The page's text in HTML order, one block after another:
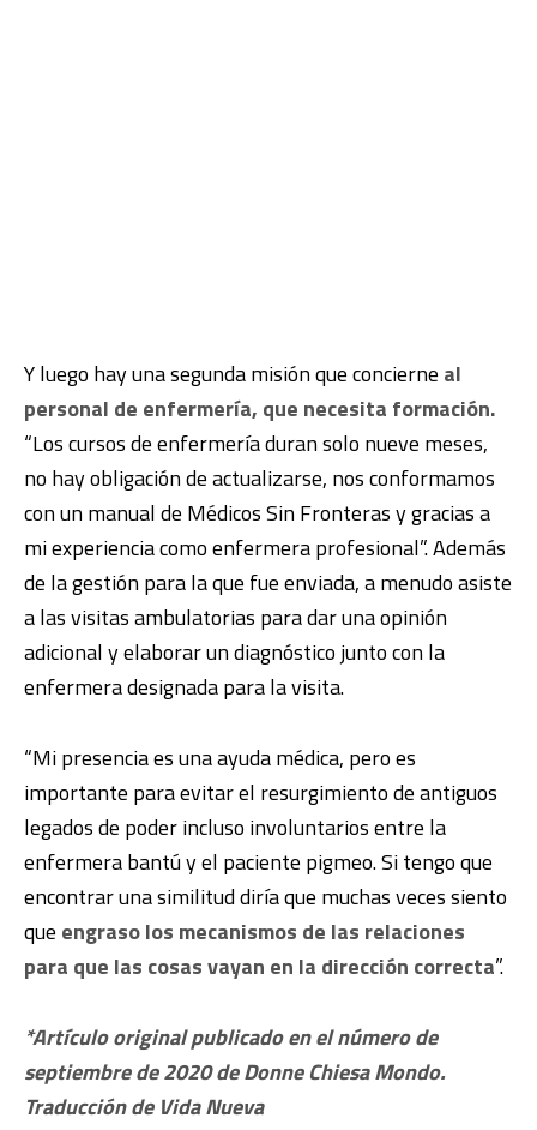
Y luego hay una segunda misión que concierne al
personal de enfermería, que necesita formación.
“Los cursos de enfermería duran solo nueve meses,
no hay obligación de actualizarse, nos conformamos
con un manual de Médicos Sin Fronteras y gracias a
mi experiencia como enfermera profesional”. Además
de la gestión para la que fue enviada, a menudo asiste
a las visitas ambulatorias para dar una opinión
adicional y elaborar un diagnóstico junto con la
enfermera designada para la visita.
“Mi presencia es una ayuda médica, pero es
importante para evitar el resurgimiento de antiguos
legados de poder incluso involuntarios entre la
enfermera bantú y el paciente pigmeo. Si tengo que
encontrar una similitud diría que muchas veces siento
que engraso los mecanismos de las relaciones
para que las cosas vayan en la dirección correcta”.
*Artículo original publicado en el número de
septiembre de 2020 de Donne Chiesa Mondo.
Traducción de Vida Nueva